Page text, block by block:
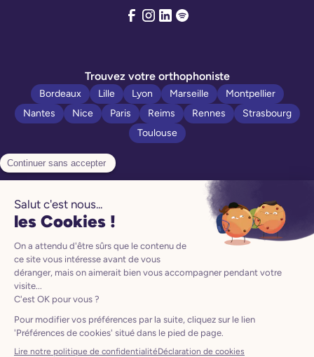
Trouvez votre orthophoniste
Bordeaux Lille Lyon Marseille
Montpellier
Nantes
Nice Paris Reims Rennes
Strasbourg
Toulouse
Politique de confidentialité
Mentions légales
CGV
CGU
Le produit Poppins est un dispositif médical de classe I
conformément au Règlement 2017/745 (EU), et porte en ce titre
le marquage CE.
Veuillez lire attentivement les instructions figurant dans le guide